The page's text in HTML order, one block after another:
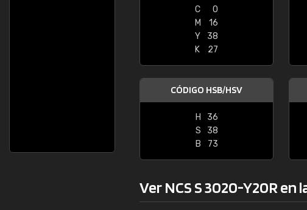
C
0
M
16
Y
38
K
27
CÓDIGO HSB/HSV
H
36
S
38
B
73
Ver NCS S 3020-Y20R en